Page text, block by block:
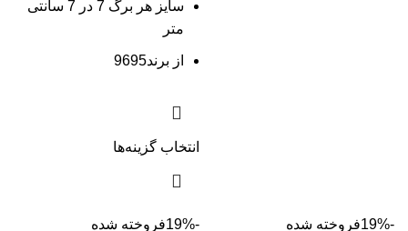
سایز هر برگ 7 در 7 سانتی
متر
از برند9695
انتخاب گزینه‌ها
-19% فروخته شده -19% فروخته شده